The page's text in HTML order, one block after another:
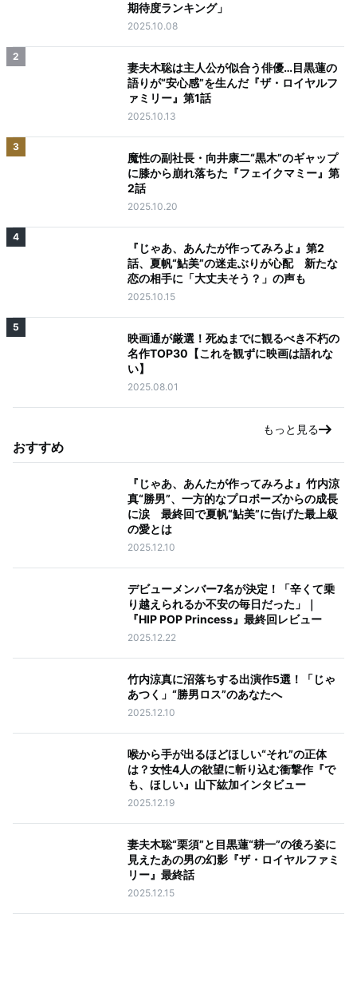
期待度ランキング」
2025.10.08
2
妻夫木聡は主人公が似合う俳優…目黒蓮の
語りが“安心感”を生んだ『ザ・ロイヤルフ
ァミリー』第1話
2025.10.13
3
魔性の副社長・向井康二“黒木”のギャップ
に膝から崩れ落ちた『フェイクマミー』第
2話
2025.10.20
4
『じゃあ、あんたが作ってみろよ』第2
話、夏帆“鮎美”の迷走ぶりが心配 新たな
恋の相手に「大丈夫そう？」の声も
2025.10.15
5
映画通が厳選！死ぬまでに観るべき不朽の
名作TOP30【これを観ずに映画は語れな
い】
2025.08.01
もっと見る
おすすめ
『じゃあ、あんたが作ってみろよ』竹内涼
真“勝男”、一方的なプロポーズからの成長
に涙 最終回で夏帆“鮎美”に告げた最上級
の愛とは
2025.12.10
デビューメンバー7名が決定！「辛くて乗
り越えられるか不安の毎日だった」｜
『HIP POP Princess』最終回レビュー
2025.12.22
竹内涼真に沼落ちする出演作5選！「じゃ
あつく」“勝男ロス”のあなたへ
2025.12.10
喉から手が出るほどほしい“それ”の正体
は？女性4人の欲望に斬り込む衝撃作『で
も、ほしい』山下紘加インタビュー
2025.12.19
妻夫木聡“栗須”と目黒蓮“耕一”の後ろ姿に
見えたあの男の幻影『ザ・ロイヤルファミ
リー』最終話
2025.12.15